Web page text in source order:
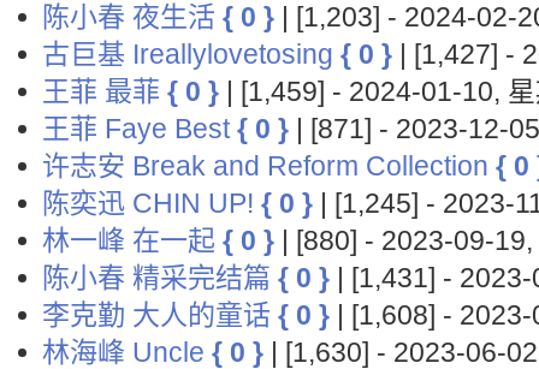
陈小春 夜生活 { 0 } | [1,203] - 2024-02-
古巨基 Ireallylovetosing { 0 } | [1,427] -
王菲 最菲 { 0 } | [1,459] - 2024-01-10,
王菲 Faye Best { 0 } | [871] - 2023-12-
许志安 Break and Reform Collection { 0
陈奕迅 CHIN UP! { 0 } | [1,245] - 2023-
林一峰 在一起 { 0 } | [880] - 2023-09-
陈小春 精采完结篇 { 0 } | [1,431] -
李克勤 大人的童话 { 0 } | [1,608] -
林海峰 Uncle { 0 } | [1,630] - 2023-06-